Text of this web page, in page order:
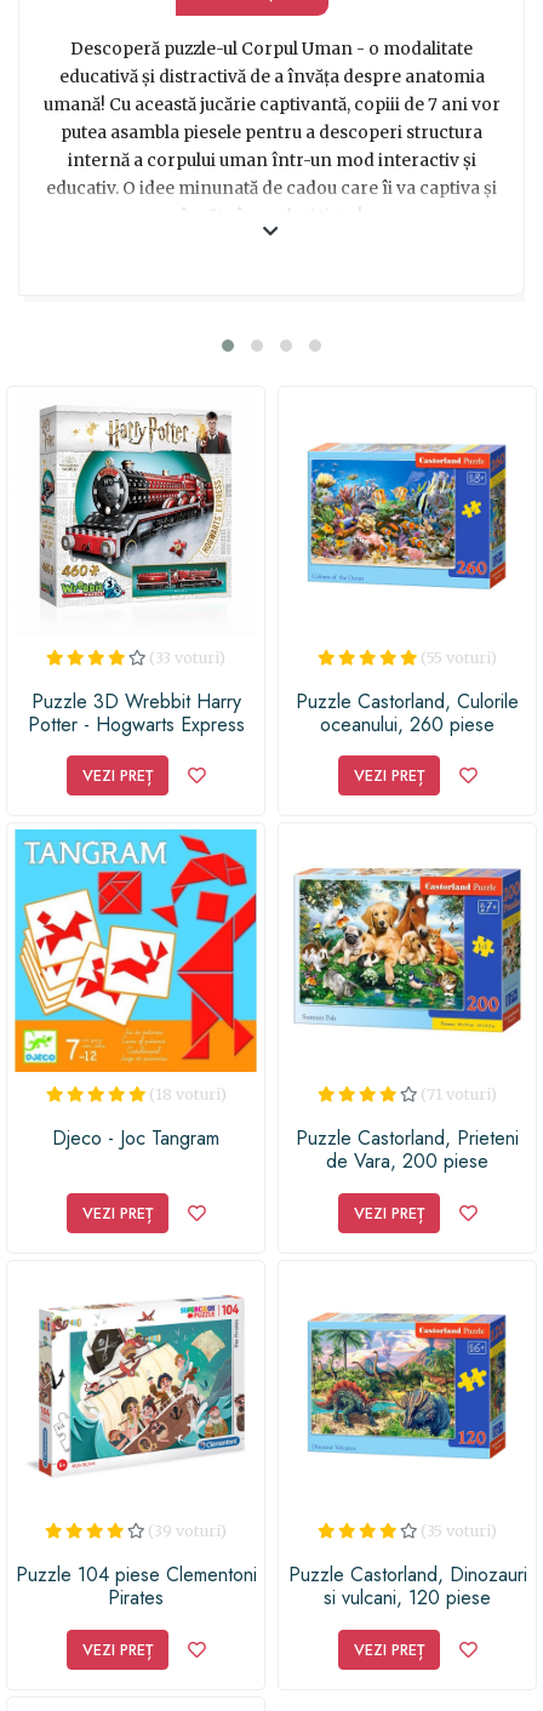
putea să se bucure mai mult de puzzle-uri cu personaje
din desene animate sau de povesti, exprimându-și
dragostea pentru eroii preferați și pentru poveștile
captivante. Există și fete pasionate de artă și creație,
pentru acestea puzzle-urile cu imagini abstracte sau cu
peisaje frumoase ar fi o alegere potrivită.
Descoperă puzzle-ul Corpul Uman - o modalitate
educativă și distractivă de a învăța despre anatomia
umană! Cu această jucărie captivantă, copiii de 7 ani vor
putea asambla piesele pentru a descoperi structura
internă a corpului uman într-un mod interactiv și
educativ. O idee minunată de cadou care îi va captiva și
învăța în același timp!
(33 voturi)
Puzzle 3D Wrebbit Harry
Potter - Hogwarts Express
VEZI PREȚ
(55 voturi)
Puzzle Castorland, Culorile
oceanului, 260 piese
VEZI PREȚ
(18 voturi)
Djeco - Joc Tangram
VEZI PREȚ
(71 voturi)
Puzzle Castorland, Prieteni
de Vara, 200 piese
VEZI PREȚ
(39 voturi)
Puzzle 104 piese Clementoni
Pirates
VEZI PREȚ
(35 voturi)
Puzzle Castorland, Dinozauri
si vulcani, 120 piese
VEZI PREȚ